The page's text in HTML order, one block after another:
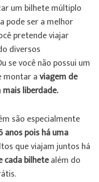
um bilhete múltiplo
pode ser a melhor
pretende viajar
diversos
se você não possui um
montar aviagem de
liberdade.
são especialmente
anos pois há uma
que viajam juntos há
cada bilhetealém do